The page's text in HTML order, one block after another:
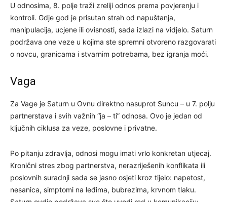
U odnosima, 8. polje traži zreliji odnos prema povjerenju i
kontroli. Gdje god je prisutan strah od napuštanja,
manipulacija, ucjene ili ovisnosti, sada izlazi na vidjelo. Saturn
podržava one veze u kojima ste spremni otvoreno razgovarati
o novcu, granicama i stvarnim potrebama, bez igranja moći.
Vaga
Za Vage je Saturn u Ovnu direktno nasuprot Suncu – u 7. polju
partnerstava i svih važnih “ja – ti” odnosa. Ovo je jedan od
ključnih ciklusa za veze, poslovne i privatne.
Po pitanju zdravlja, odnosi mogu imati vrlo konkretan utjecaj.
Kronični stres zbog partnerstva, nerazriješenih konflikata ili
poslovnih suradnji sada se jasno osjeti kroz tijelo: napetost,
nesanica, simptomi na leđima, bubrezima, krvnom tlaku.